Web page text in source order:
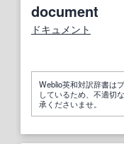
document
ドキュメント
Weblio英和対訳辞書は
しているため、不適切
承くださいませ。